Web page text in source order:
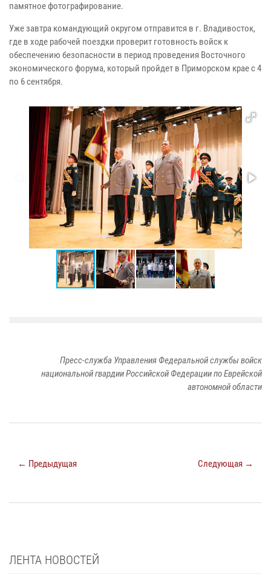
памятное фотографирование.
Уже завтра командующий округом отправится в г. Владивосток,
где в ходе рабочей поездки проверит готовность войск к
обеспечению безопасности в период проведения Восточного
экономического форума, который пройдет в Приморском крае с 4
по 6 сентября.
Пресс-служба Управления Федеральной службы войск
национальной гвардии Российской Федерации по Еврейской
автономной области
← Предыдущая Следующая →
ЛЕНТА НОВОСТЕЙ